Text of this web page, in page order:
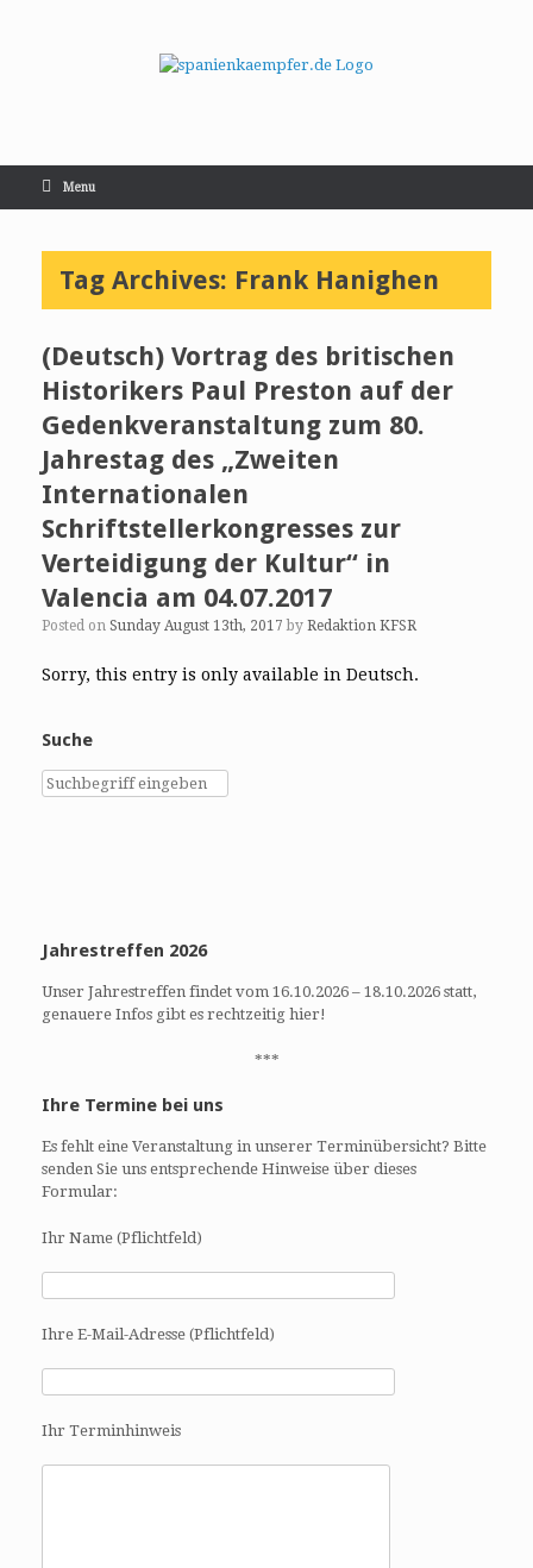
Menu
Tag Archives: Frank Hanighen
(Deutsch) Vortrag des britischen
Historikers Paul Preston auf der
Gedenkveranstaltung zum 80.
Jahrestag des „Zweiten
Internationalen
Schriftstellerkongresses zur
Verteidigung der Kultur“ in
Valencia am 04.07.2017
Posted on Sunday August 13th, 2017 by Redaktion KFSR
Sorry, this entry is only available in Deutsch.
Suche
Jahrestreffen 2026
Unser Jahrestreffen findet vom 16.10.2026 – 18.10.2026 statt,
genauere Infos gibt es rechtzeitig hier!
***
Ihre Termine bei uns
Es fehlt eine Veranstaltung in unserer Terminübersicht? Bitte
senden Sie uns entsprechende Hinweise über dieses
Formular:
Ihr Name (Pflichtfeld)
Ihre E-Mail-Adresse (Pflichtfeld)
Ihr Terminhinweis